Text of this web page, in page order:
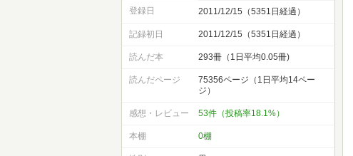
登録日 2011/12/15（5351日経過）
記録初日 2011/12/15（5351日経過）
読んだ本 293冊（1日平均0.05冊)
読んだページ
75356ページ（1日平均14ペー
ジ）
感想・レビュー 53件（投稿率18.1%）
本棚 0棚